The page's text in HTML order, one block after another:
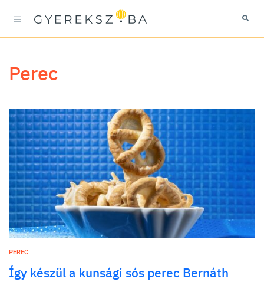
perec
PEREC
Így készül a kunsági sós perec Bernáth